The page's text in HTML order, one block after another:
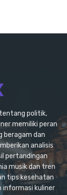
politik,
memiliki peran
beragam dan
analisis
pertandingan
musik dan tren
tips kesehatan
informasi kuliner